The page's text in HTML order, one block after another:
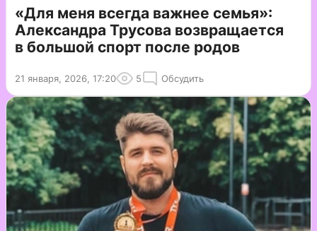
«Для меня всегда важнее семья»:
Александра Трусова возвращается
в большой спорт после родов
21 января, 2026, 17:20 5 Обсудить